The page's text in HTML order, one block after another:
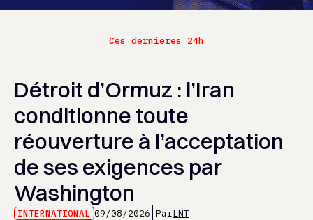
Ces dernieres 24h
Détroit d’Ormuz : l’Iran
conditionne toute
réouverture à l’acceptation
de ses exigences par
Washington
INTERNATIONAL 09/08/2026 ParLNT